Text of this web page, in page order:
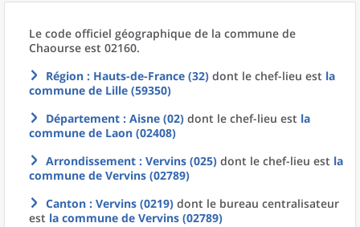
Le code officiel géographique de la commune de
Chaourse est 02160.
Région : Hauts-de-France (32) dont le chef-lieu est la
commune de Lille (59350)
Département : Aisne (02) dont le chef-lieu est la
commune de Laon (02408)
Arrondissement : Vervins (025) dont le chef-lieu est la
commune de Vervins (02789)
Canton : Vervins (0219) dont le bureau centralisateur
est la commune de Vervins (02789)